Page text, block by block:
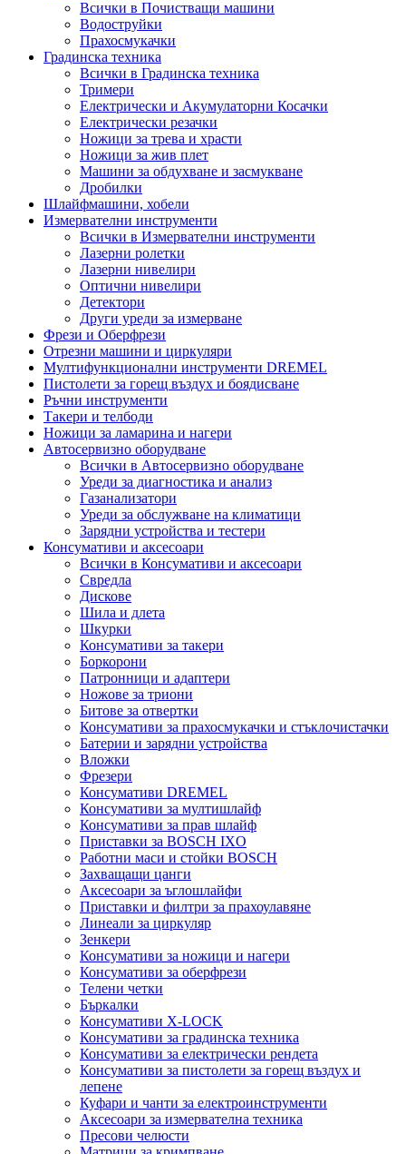
Всички в Почистващи машини
Водоструйки
Прахосмукачки
Градинска техника
Всички в Градинска техника
Тримери
Електрически и Акумулаторни Косачки
Електрически резачки
Ножици за трева и храсти
Ножици за жив плет
Машини за обдухване и засмукване
Дробилки
Шлайфмашини, хобели
Измервателни инструменти
Всички в Измервателни инструменти
Лазерни ролетки
Лазерни нивелири
Оптични нивелири
Детектори
Други уреди за измерване
Фрези и Оберфрези
Отрезни машини и циркуляри
Мултифункционални инструменти DREMEL
Пистолети за горещ въздух и боядисване
Ръчни инструменти
Такери и телбоди
Ножици за ламарина и нагери
Автосервизно оборудване
Всички в Автосервизно оборудване
Уреди за диагностика и анализ
Газанализатори
Уреди за обслужване на климатици
Зарядни устройства и тестери
Консумативи и аксесоари
Всички в Консумативи и аксесоари
Свредла
Дискове
Шила и длета
Шкурки
Консумативи за такери
Боркорони
Патронници и адаптери
Ножове за триони
Битове за отвертки
Консумативи за прахосмукачки и стъклочистачки
Батерии и зарядни устройства
Вложки
Фрезери
Консумативи DREMEL
Консумативи за мултишлайф
Консумативи за прав шлайф
Приставки за BOSCH IXO
Работни маси и стойки BOSCH
Захващащи цанги
Аксесоари за ъглошлайфи
Приставки и филтри за прахоулавяне
Линеали за циркуляр
Зенкери
Консумативи за ножици и нагери
Консумативи за оберфрези
Телени четки
Бъркалки
Консумативи X-LOCK
Консумативи за градинска техника
Консумативи за електрически рендета
Консумативи за пистолети за горещ въздух и
лепене
Куфари и чанти за електроинструменти
Аксесоари за измервателна техника
Пресови челюсти